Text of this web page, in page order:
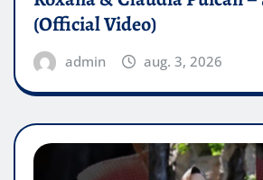
(Official Video)
admin aug. 3, 2026